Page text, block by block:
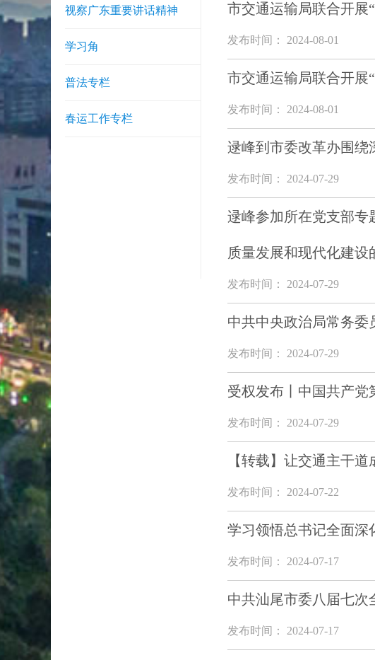
视察广东重要讲话精神
学习角
普法专栏
春运工作专栏
市交通运输局联合开展
发布时间： 2024-08-01
市交通运输局联合开展
发布时间： 2024-08-01
逯峰到市委改革办围绕
发布时间： 2024-07-29
逯峰参加所在党支部专
质量发展和现代化建设
发布时间： 2024-07-29
中共中央政治局常务委
发布时间： 2024-07-29
受权发布丨中国共产党
发布时间： 2024-07-29
【转载】让交通主干
发布时间： 2024-07-22
学习领悟总书记全面深
发布时间： 2024-07-17
中共汕尾市委八届七次
发布时间： 2024-07-17